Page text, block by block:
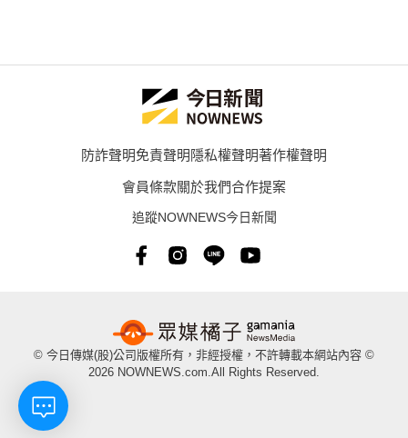
防詐聲明免責聲明隱私權聲明著作權聲明
會員條款關於我們合作提案
追蹤NOWNEWS今日新聞
© 今日傳媒(股)公司版權所有，非經授權，不許轉載本網站內容 ©
2026 NOWNEWS.com.All Rights Reserved.